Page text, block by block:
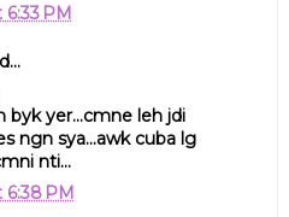
6:33 PM
byk yer...cmne leh jdi
ngn sya...awk cuba lg
nti...
6:38 PM